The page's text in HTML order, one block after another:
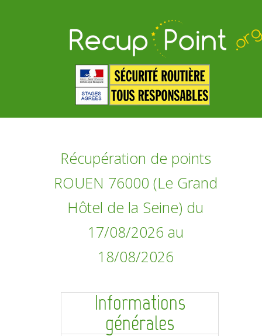
Récupération de points
ROUEN 76000 (Le Grand
Hôtel de la Seine) du
17/08/2026 au
18/08/2026
Informations
générales